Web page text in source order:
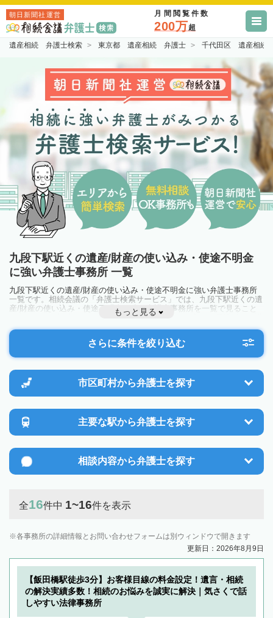
朝日新聞社運営 月間閲覧件数
200万超
遺産相続 弁護士検索 東京都 遺産相続 弁護士 千代田区 遺産相続
九段下駅近くの遺産/財産の使い込み・使途不明金
に強い弁護士事務所 一覧
九段下駅近くの遺産/財産の使い込み・使途不明金に強い弁護士事務所
一覧です。相続会議の「弁護士検索サービス」では、九段下駅近くの遺
産/財産の使い込み・使途不明金に強い弁護士事務所を一覧で見ること
が出来ます。相続のトラブルやお悩みを抱えている方は一度近隣の弁護
士に相談してみましょう。
もっと見る
さらに条件を絞り込む
市区町村から弁護士を探す
主要な駅から弁護士を探す
相談内容から弁護士を探す
全16件中 1~16件を表示
各事務所の詳細情報とお問い合わせフォームは別ウィンドウで開きます
更新日：2026年8月9日
【飯田橋駅徒歩3分】お客様目線の料金設定！遺言・相続
の解決実績多数！相続のお悩みを誠実に解決｜気さくで話
しやすい法律事務所